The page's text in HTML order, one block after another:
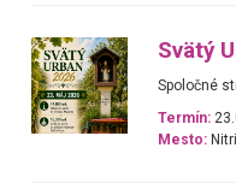
Svätý
Spoločné
Termín:
Mesto: